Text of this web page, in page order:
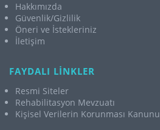
Hakkımızda
Güvenlik/Gizlilik
Öneri ve İstekleriniz
İletişim
FAYDALI LİNKLER
Resmi Siteler
Rehabilitasyon Mevzuatı
Kişisel Verilerin Korunması Kanunu